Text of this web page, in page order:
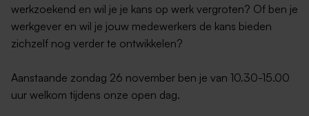
werkzoekend en wil je je kans op werk vergroten? Of ben je
werkgever en wil je jouw medewerkers de kans bieden
zichzelf nog verder te ontwikkelen?
Aanstaande zondag 26 november ben je van 10.30-15.00
uur welkom tijdens onze open dag.